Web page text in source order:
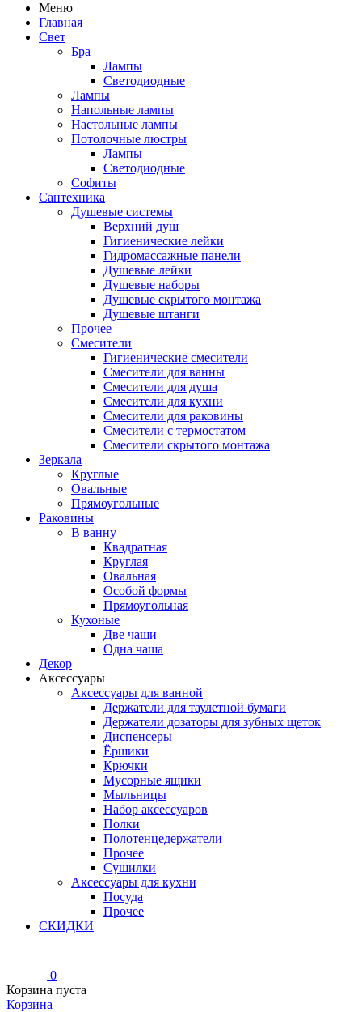
Меню
Главная
Свет
Бра
Лампы
Светодиодные
Лампы
Напольные лампы
Настольные лампы
Потолочные люстры
Лампы
Светодиодные
Софиты
Сантехника
Душевые системы
Верхний душ
Гигиенические лейки
Гидромассажные панели
Душевые лейки
Душевые наборы
Душевые скрытого монтажа
Душевые штанги
Прочее
Смесители
Гигиенические смесители
Смесители для ванны
Смесители для душа
Смесители для кухни
Смесители для раковины
Смесители с термостатом
Смесители скрытого монтажа
Зеркала
Круглые
Овальные
Прямоугольные
Раковины
В ванну
Квадратная
Круглая
Овальная
Особой формы
Прямоугольная
Кухоные
Две чаши
Одна чаша
Декор
Аксессуары
Аксессуары для ванной
Держатели для таулетной бумаги
Держатели дозаторы для зубных щеток
Диспенсеры
Ёршики
Крючки
Мусорные ящики
Мыльницы
Набор аксессуаров
Полки
Полотенцедержатели
Прочее
Сушилки
Аксессуары для кухни
Посуда
Прочее
СКИДКИ
0
Корзина пуста
Корзина